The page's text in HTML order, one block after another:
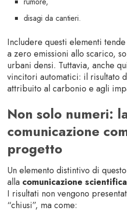
disagi da cantieri.
Includere questi elementi
a zero emissioni allo scarico,
urbani densi. Tuttavia, anche
vincitori automatici: il risultato
attribuito al carbonio e agli
Non solo numeri:
comunicazione
progetto
Un elemento distintivo di
alla comunicazione scientifica
I risultati non vengono
“chiusi”, ma come: